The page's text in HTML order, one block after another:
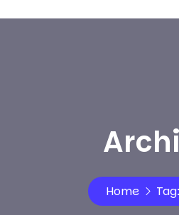
Home Tag: